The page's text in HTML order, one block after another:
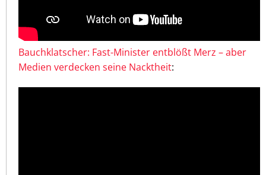
Bauchklatscher: Fast-Minister entblößt Merz – aber
Medien verdecken seine Nacktheit: